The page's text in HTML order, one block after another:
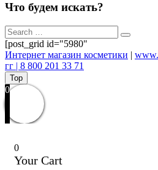
Что будем искать?
[post_grid id="5980"
Интернет магазин косметики |
гг | 8 800 201 33 71
Top
0
0
Your Cart